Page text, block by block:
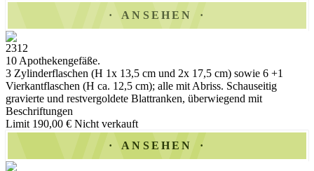
ANSEHEN
2312
10 Apothekengefäße.
3 Zylinderflaschen (H 1x 13,5 cm und 2x 17,5 cm) sowie 6 +1
Vierkantflaschen (H ca. 12,5 cm); alle mit Abriss. Schauseitig
gravierte und restvergoldete Blattranken, überwiegend mit
Beschriftungen
Limit 190,00 € Nicht verkauft
ANSEHEN